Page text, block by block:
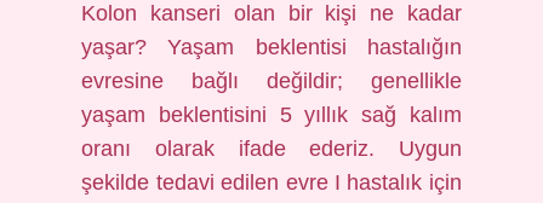
Kolon kanseri olan bir kişi ne kadar
yaşar? Yaşam beklentisi hastalığın
evresine bağlı değildir; genellikle
yaşam beklentisini 5 yıllık sağ kalım
oranı olarak ifade ederiz. Uygun
şekilde tedavi edilen evre I hastalık için